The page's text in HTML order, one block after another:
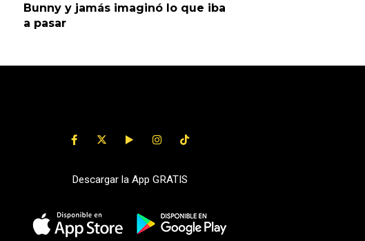
Bunny y jamás imaginó lo que iba
a pasar
Descargar la App GRATIS